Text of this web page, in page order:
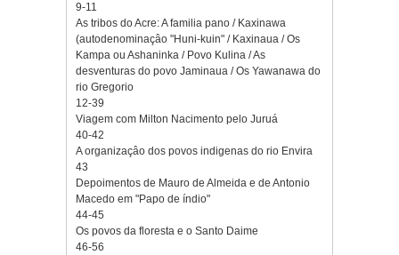
9-11
As tribos do Acre: A familia pano / Kaxinawa
(autodenominaçâo "Huni-kuin" / Kaxinaua / Os
Kampa ou Ashaninka / Povo Kulina / As
desventuras do povo Jaminaua / Os Yawanawa do
rio Gregorio
12-39
Viagem com Milton Nacimento pelo Juruá
40-42
A organizaçâo dos povos indigenas do rio Envira
43
Depoimentos de Mauro de Almeida e de Antonio
Macedo em "Papo de índio"
44-45
Os povos da floresta e o Santo Daime
46-56